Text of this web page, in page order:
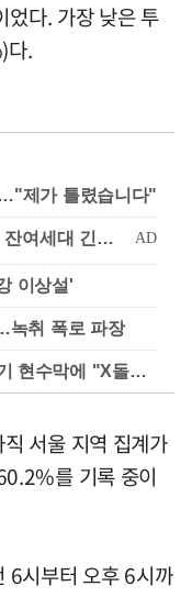
다. 가장 낮은 투
다.
제가 틀렸습니다"
이상설'
녹취 폭로 파장
김희철, 거꾸로 걸린 광복절 태극기 현수막에 "X돌았네"
서울 지역 집계가
를 기록 중이
6시부터 오후 6시까